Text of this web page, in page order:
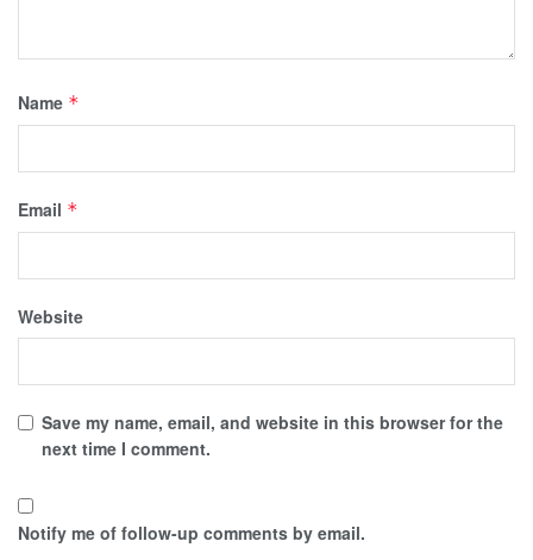
Name *
Email *
Website
Save my name, email, and website in this browser for the
next time I comment.
Notify me of follow-up comments by email.